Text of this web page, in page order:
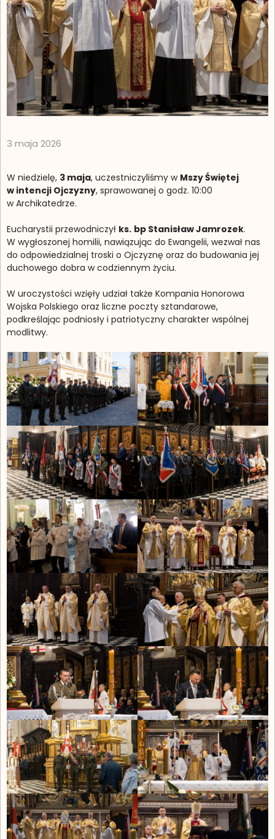
3 maja 2026
W niedzielę, 3 maja, uczestniczyliśmy w Mszy Świętej
w intencji Ojczyzny, sprawowanej o godz. 10:00
w Archikatedrze.
Eucharystii przewodniczył ks. bp Stanisław Jamrozek.
W wygłoszonej homilii, nawiązując do Ewangelii, wezwał nas
do odpowiedzialnej troski o Ojczyznę oraz do budowania jej
duchowego dobra w codziennym życiu.
W uroczystości wzięły udział także Kompania Honorowa
Wojska Polskiego oraz liczne poczty sztandarowe,
podkreślając podniosły i patriotyczny charakter wspólnej
modlitwy.